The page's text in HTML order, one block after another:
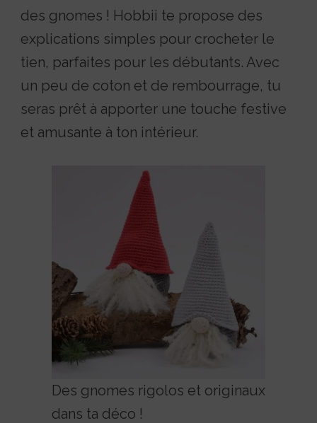
des gnomes ! Hobbii te propose des
explications simples pour crocheter le
tien, parfaites pour les débutants. Avec
un peu de coton et de rembourrage, tu
seras prêt à apporter une touche festive
et amusante à ton intérieur.
Des gnomes rigolos et originaux
dans ta déco !